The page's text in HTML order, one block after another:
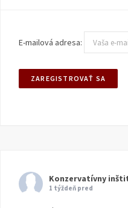
E-mailová adresa:
Konzervatívny
1 týždeň pred